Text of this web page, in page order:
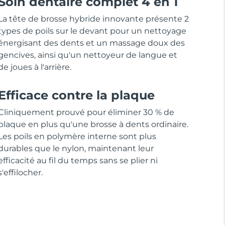
tête de brosse hybride innovante présente 2
de poils sur le devant pour un nettoyage
des dents et un massage doux des
ainsi qu'un nettoyeur de langue et
joues à l'arrière.
contre la plaque
prouvé pour éliminer 30 % de
en plus qu'une brosse à dents ordinaire.
poils en polymère interne sont plus
que le nylon, maintenant leur
au fil du temps sans se plier ni